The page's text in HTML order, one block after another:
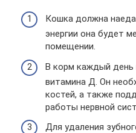
Кошка должна
энергии она будет
помещении.
В корм каждый день
витамина Д. Он
костей, а также
работы нервной
Для удаления